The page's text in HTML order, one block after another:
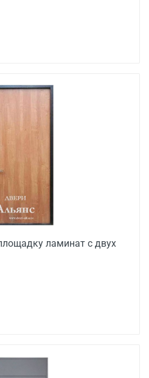
ламинат с двух